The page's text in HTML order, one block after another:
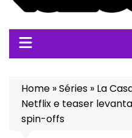
Home »Séries » La
Netflix e teaser
spin-offs